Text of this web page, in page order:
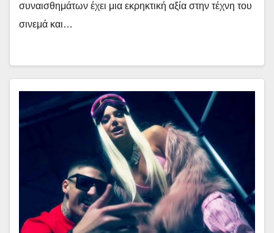
συναισθημάτων έχει μια εκρηκτική αξία στην τέχνη του
σινεμά και…